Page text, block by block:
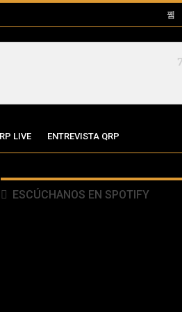
LIVE ENTREVISTA QRP
ESCÚCHANOS EN SPOTIFY